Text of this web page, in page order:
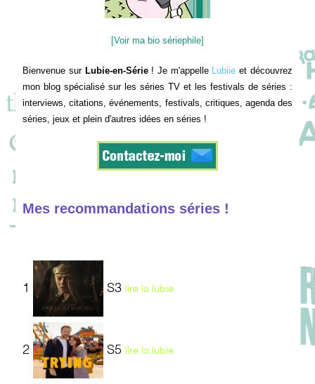
[Voir ma bio sériephile]
Bienvenue sur Lubie-en-Série! Je m'appelle Lubiie et découvrez
mon blog spécialisé sur les séries TV et les festivals de séries :
interviews, citations, événements, festivals, critiques, agenda des
séries, jeux et plein d'autres idées en séries !
Mes recommandations séries !
1 S3 lire la lubie
2 S5 lire la lubie